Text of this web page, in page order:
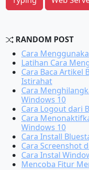
RANDOM POST
Cara
Latihan Cara
Cara Baca Artikel
Istirahat
Cara
Windows 10
Cara Logout dari
Cara
Windows 10
Cara Install
Cara Screenshot
Cara Instal
Mencoba Fitur